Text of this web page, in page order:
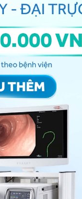
Mắt để khám đánh
kịp thời, phù hợp.
khi bóng đập vào
tư vấn thêm. Cảm ơn
DỊCH VỤhoặc đặt
để quản lý, theo dõi
Chia sẻ
Xuất huyết trong mắt